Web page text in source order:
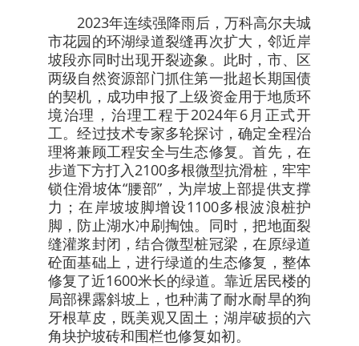
2023年连续强降雨后，万科高尔夫城
市花园的环湖绿道裂缝再次扩大，邻近岸
坡段亦同时出现开裂迹象。此时，市、区
两级自然资源部门抓住第一批超长期国债
的契机，成功申报了上级资金用于地质环
境治理，治理工程于2024年6月正式开
工。经过技术专家多轮探讨，确定全程治
理将兼顾工程安全与生态修复。首先，在
步道下方打入2100多根微型抗滑桩，牢牢
锁住滑坡体“腰部”，为岸坡上部提供支撑
力；在岸坡坡脚增设1100多根波浪桩护
脚，防止湖水冲刷掏蚀。同时，把地面裂
缝灌浆封闭，结合微型桩冠梁，在原绿道
砼面基础上，进行绿道的生态修复，整体
修复了近1600米长的绿道。靠近居民楼的
局部裸露斜坡上，也种满了耐水耐旱的狗
牙根草皮，既美观又固土；湖岸破损的六
角块护坡砖和围栏也修复如初。